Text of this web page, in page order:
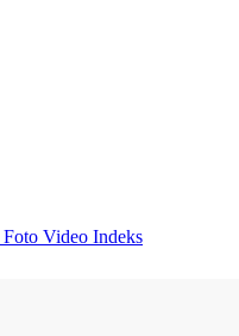
Foto Video Indeks